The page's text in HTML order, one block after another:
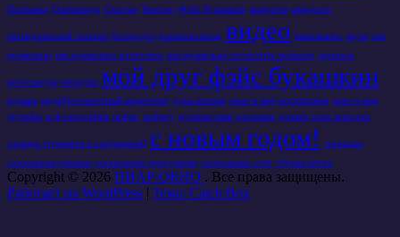
Познания Олимпиада Счастье Твиттер Фэйс Букашкин аккаунты анекдоты
антикризисный спецназ беспредел взаимопомощь видео выживание звуки как
правильно как правильно почистить как правильно почистить монитор кризисы
кроссворды мелодии мой друг фэйс букашкин
музыка недобросовестный маркетинг одна кнопка окно в мир воспитания окно в мир
дружбы п-ф-география пофиг пофигу путешествия рассылки роняет роза лепестки
словарь терминов и сокращений с новым годом!
социалка
социальная реклама социальные программы социальные сети чёрная метка
Copyright © 2026 ПИАР-ОКНО . Все права защищены.
Работает на WordPress | Тема: Catch Box